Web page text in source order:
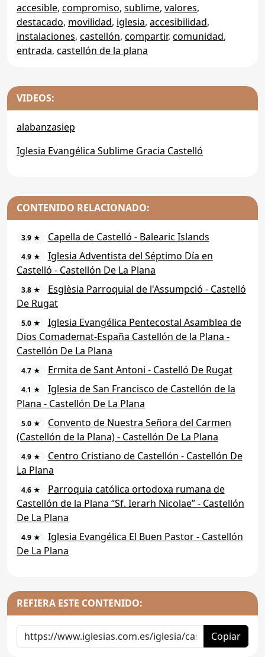
accesible, compromiso, sublime, valores,
destacado, movilidad, iglesia, accesibilidad,
instalaciones, castellón, compartir, comunidad,
entrada, castellón de la plana
VIDEOS:
alabanzasiep
Iglesia Evangélica Sublime Gracia Castelló
CONTENIDO RELACIONADO:
3.9 ★ Capella de Castelló - Balearic Islands
4.9 ★
Iglesia Adventista del Séptimo Día en
Castelló - Castellón De La Plana
3.8 ★
Esglèsia Parroquial de l'Assumpció - Castelló
De Rugat
5.0 ★
Iglesia Evangélica Pentecostal Asamblea de
Dios Comademat-España Castellón de la Plana -
Castellón De La Plana
4.7 ★ Ermita de Sant Antoni - Castelló De Rugat
4.1 ★
Iglesia de San Francisco de Castellón de la
Plana - Castellón De La Plana
5.0 ★
Convento de Nuestra Señora del Carmen
(Castellón de la Plana) - Castellón De La Plana
4.9 ★
Centro Cristiano de Castellón - Castellón De
La Plana
4.6 ★
Parroquia católica ortodoxa rumana de
Castellón de la Plana “Sf. Ierarh Nicolae” - Castellón
De La Plana
4.9 ★
Iglesia Evangélica El Buen Pastor - Castellón
De La Plana
REFIERA ESTE CONTENIDO:
Copiar